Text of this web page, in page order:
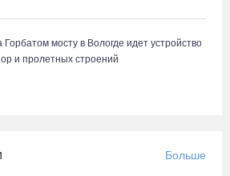
и 23 без прав задержали за сутки
открылся новый офис МФЦ
Горбатом мосту в Вологде идет устройство
и пролетных строений
Больше